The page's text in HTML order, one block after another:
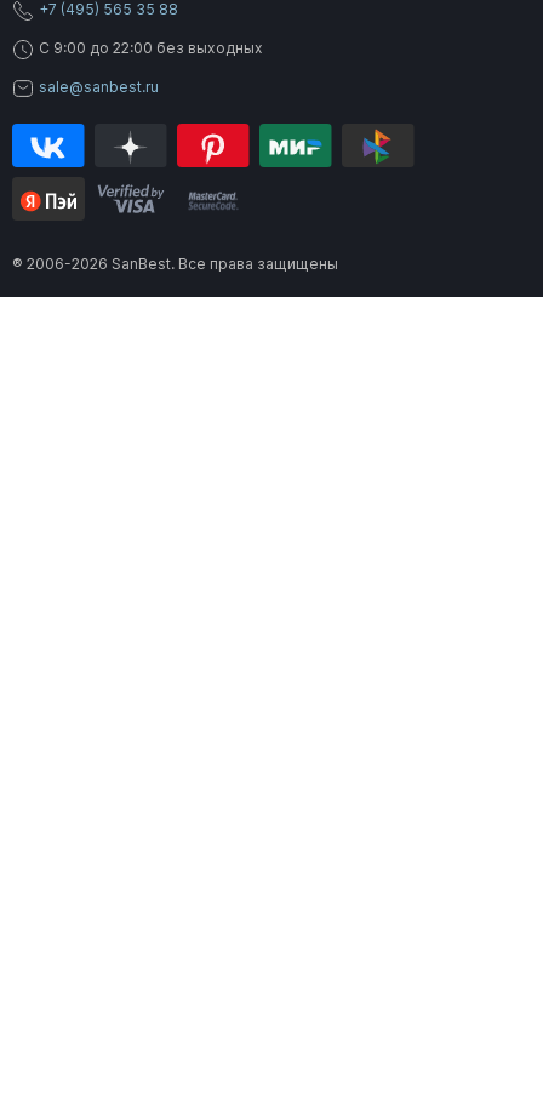
+7 (495) 565 35 88
C 9:00 до 22:00 без выходных
sale@sanbest.ru
® 2006-2026 SanBest. Все права защищены